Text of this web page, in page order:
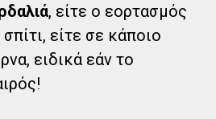
, είτε ο εορτασμός
είτε σε κάποιο
ειδικά εάν το